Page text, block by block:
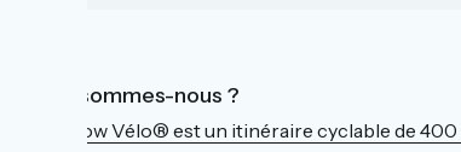
Qui sommes-nous ?
La Flow Vélo® est un itinéraire cyclable de